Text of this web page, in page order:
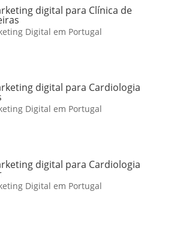
digital para Clínica de
Digital em Portugal
digital para Cardiologia
Digital em Portugal
digital para Cardiologia
Digital em Portugal